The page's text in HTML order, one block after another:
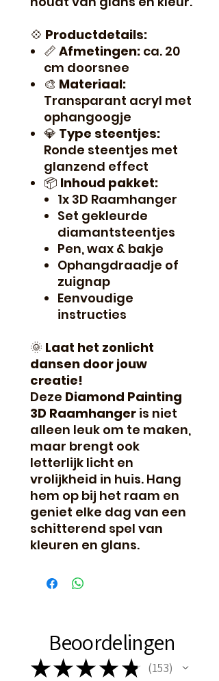
💠 Productdetails:
📏 Afmetingen: ca. 20
cm doorsnee
🎨 Materiaal:
Transparant acryl met
ophangoogje
💎 Type steentjes:
Ronde steentjes met
glanzend effect
📦 Inhoud pakket:
1x 3D Raamhanger
Set gekleurde
diamantsteentjes
Pen, wax & bakje
Ophangdraadje of
zuignap
Eenvoudige
instructies
🌞 Laat het zonlicht
dansen door jouw
creatie!
Deze Diamond Painting
3D Raamhanger is niet
alleen leuk om te maken,
maar brengt ook
letterlijk licht en
vrolijkheid in huis. Hang
hem op bij het raam en
geniet elke dag van een
schitterend spel van
kleuren en glans.
Beoordelingen
★★★ ★ ★ 153
153